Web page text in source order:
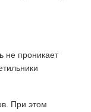
не проникает
. При этом